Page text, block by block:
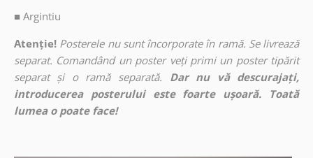
■ Argintiu
Atenție! Posterele nu sunt încorporate în ramă. Se livrează
separat. Comandând un poster veți primi un poster tipărit
separat și o ramă separată.
Dar nu vă descurajați,
introducerea posterului este foarte ușoară. Toată
lumea o poate face!